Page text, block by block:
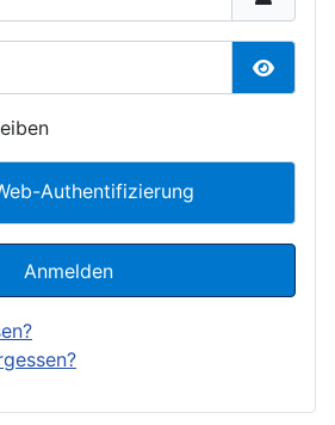
Authentifizierung
Anmelden